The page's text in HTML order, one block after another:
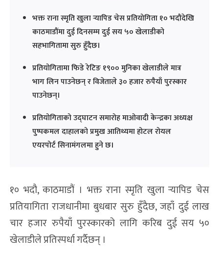
भक्त राना स्मृति खुला र्‍यापिड चेस प्रतियोगिता १० भदौदेखि
काठमाडौंमा दुई दिनसम्म दुई सय ५० खेलाडीको
सहभागितामा सुरु हुँदैछ।
प्रतियोगितामा फिडे रेटिङ १९०० मुनिका खेलाडीले मात्र
भाग लिन पाउनेछन् र विजेताले ३० हजार रुपैयाँ पुरस्कार
पाउनेछन्।
प्रतियोगिताको उद्घाटन समारोह माओवादी केन्द्रका अध्यक्ष
पुष्पकमल दाहालको प्रमुख आतिथ्यमा होटल रोयल
एयरपोर्ट सिनामंगलमा हुने छ।
१० भदौ, काठमाडौं । भक्त राना स्मृति खुला र्‍यापिड चेस
प्रतियागिता राजधानीमा बुधबार सुरु हुँदैछ, जहाँ दुई लाख
चार हजार रुपैयाँ पुरस्कारको लागि करिब दुई सय ५०
खेलाडीले प्रतिस्पर्धा गर्दैछन् ।